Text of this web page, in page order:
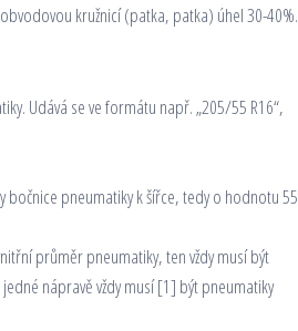
kružnicí (patka, patka) úhel 30-40%.
Udává se ve formátu např. „205/55 R16“,
pneumatiky k šířce, tedy o hodnotu 55
průměr pneumatiky, ten vždy musí být
nápravě vždy musí [1] být pneumatiky